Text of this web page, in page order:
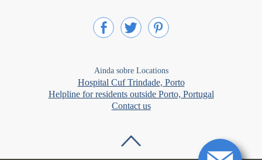
Ainda sobre Locations
Hospital Cuf Trindade, Porto
Helpline for residents outside Porto, Portugal
Contact us